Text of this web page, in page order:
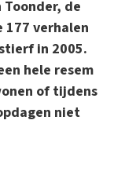
de
verhalen
in 2005.
hele resem
of tijdens
niet